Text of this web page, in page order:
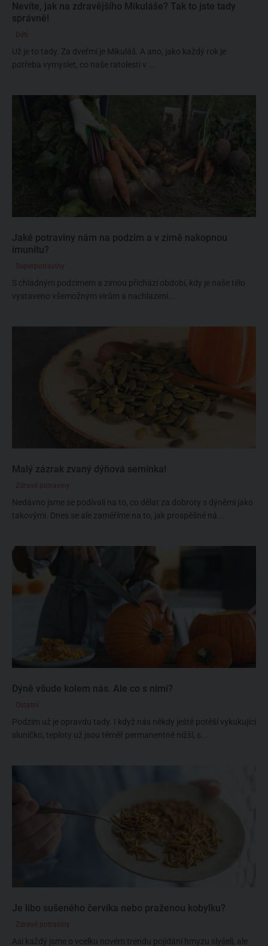
Nevíte, jak na zdravějšího Mikuláše? Tak to jste tady
správně!
Děti
Už je to tady. Za dveřmi je Mikuláš. A ano, jako každý rok je
potřeba vymyslet, co naše ratolesti v ...
Jaké potraviny nám na podzim a v zimě nakopnou
imunitu?
Superpotraviny
S chladným podzimem a zimou přichází období, kdy je naše tělo
vystaveno všemožným virům a nachlazení...
Malý zázrak zvaný dýňová semínka!
Zdravé potraviny
Nedávno jsme se podívali na to, co dělat za dobroty s dýněmi jako
takovými. Dnes se ale zaměříme na to, jak prospěšné ná...
Dýně všude kolem nás. Ale co s nimi?
Ostatní
Podzim už je opravdu tady. I když nás někdy ještě potěší vykukující
sluníčko, teploty už jsou téměř permanentně nižší, s...
Je libo sušeného červíka nebo praženou kobylku?
Zdravé potraviny
Asi každý jsme o vcelku novém trendu pojídání hmyzu slyšeli, ale